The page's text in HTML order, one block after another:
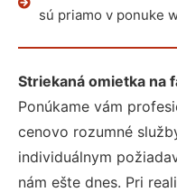
sú priamo v ponuke
Striekaná omietka na
Ponúkame vám
cenovo rozumné
individuálnym
nám ešte dnes. Pri